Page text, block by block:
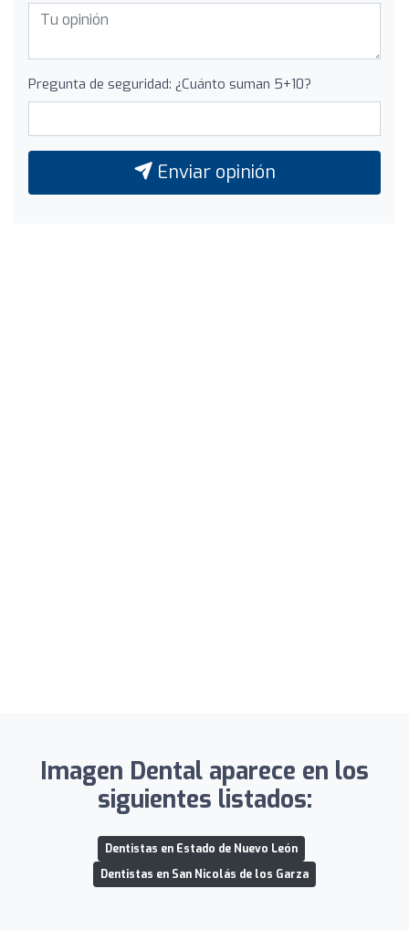
Pregunta de seguridad: ¿Cuánto suman 5+10?
Enviar opinión
Imagen Dental aparece en los
siguientes listados:
Dentistas en Estado de Nuevo León
Dentistas en San Nicolás de los Garza